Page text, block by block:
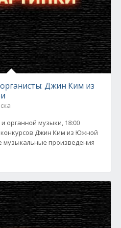
Джин Ким из
органной музыки, 18:00
Джин Ким из Южной
музыкальные произведения